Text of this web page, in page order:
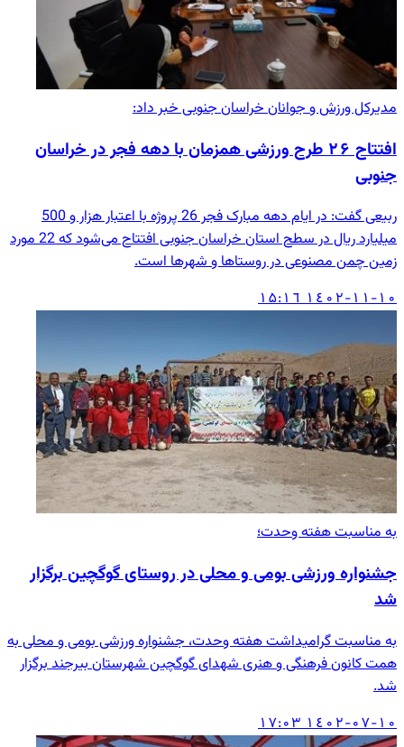
مدیرکل ورزش و جوانان خراسان جنوبی خبر داد:
افتتاح ۲۶ طرح ورزشی همزمان با دهه فجر در خراسان
جنوبی
ربیعی گفت: در ایام دهه مبارک فجر 26 پروژه با اعتبار هزار و 500
میلیارد ریال در سطح استان خراسان جنوبی افتتاح می‌شود که 22 مورد
زمین چمن مصنوعی در روستاها و شهرها است.
۱٤۰۲-۱۱-۱۰ ۱۵:۱٦
به مناسبت هفته وحدت؛
جشنواره‌ ورزشی بومی و محلی در روستای گوگچین برگزار
شد
به مناسبت گرامیداشت هفته وحدت، جشنواره‌ ورزشی بومی و محلی به
همت کانون فرهنگی و هنری شهدای گوگچین شهرستان بیرجند برگزار
شد.
۱٤۰۲-۰۷-۱۰ ۱۷:۰۳